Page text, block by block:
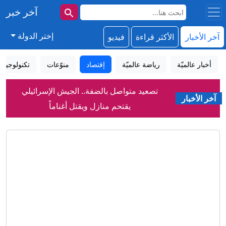
آخر خبر
آخر الأخبار الأكثر قراءة فيديو إختر الدولة
أخبار عالميّة رياضة عالميّة إقتصاد منوّعات تكنولوجيا
آخر الأخبار
تصعيد متواصل بالضفة.. الجيش الإسرائيلي
يقتحم منازل ويقتل أغناماً
بسبب صلاح.. طرابزون يعلن تسجيل رقم
قياسي بمبيعات التذاكر